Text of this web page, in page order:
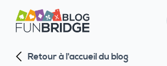
P
a
s
Retour à l'accueil du blog